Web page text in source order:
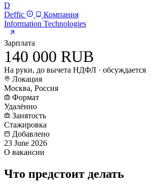
D
Deffic
Компания
Information Technologies
Зарплата
140 000 RUB
На руки, до вычета НДФЛ · обсуждается
Локация
Москва, Россия
Формат
Удалённо
Занятость
Стажировка
Добавлено
23 June 2026
О вакансии
Что предстоит делать